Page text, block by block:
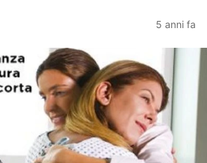
5 anni fa